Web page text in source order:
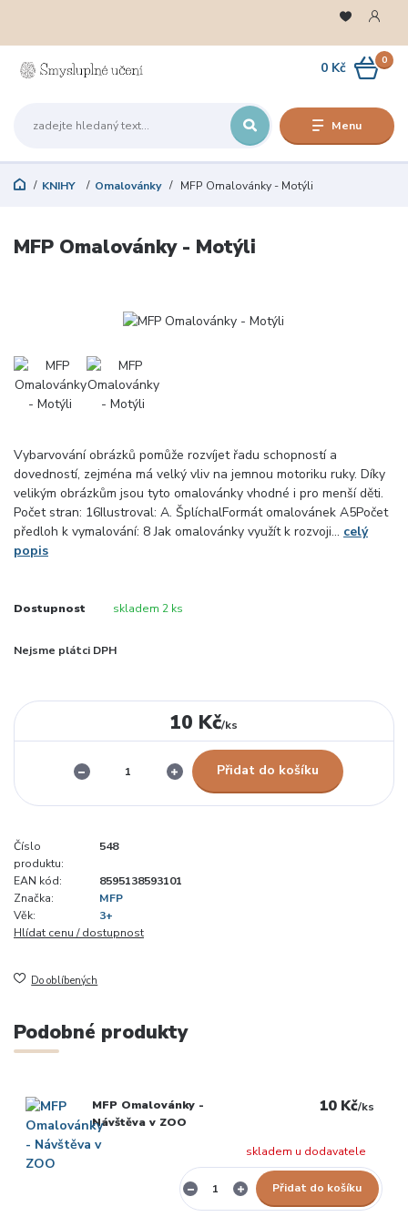
Menu
0
0 Kč
KNIHY Omalovánky MFP Omalovánky - Motýli
MFP Omalovánky - Motýli
Vybarvování obrázků pomůže rozvíjet řadu schopností a
dovedností, zejména má velký vliv na jemnou motoriku ruky. Díky
velikým obrázkům jsou tyto omalovánky vhodné i pro menší děti.
Počet stran: 16Ilustroval: A. ŠplíchalFormát omalovánek A5Počet
předloh k vymalování: 8 Jak omalovánky využít k rozvoji... celý
popis
Dostupnost skladem 2 ks
Nejsme plátci DPH
10 Kč/ks
Přidat do košíku
Číslo
produktu:
548
EAN kód:
8595138593101
Značka:
MFP
Věk:
3+
Hlídat cenu / dostupnost
Do oblíbených
Podobné produkty
MFP Omalovánky -
Návštěva v ZOO
10 Kč/ks
skladem u dodavatele
Přidat do košíku